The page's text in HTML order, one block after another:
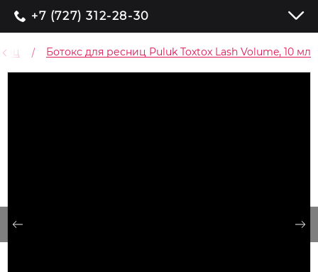
+7 (727) 312-28-30
Ботокс для ресниц Puluk Toxtox Lash Volume, 10 мл